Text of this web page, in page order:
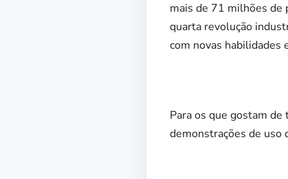
mais de 71 milhões de
quarta revolução
com novas habilidades
Para os que gostam
demonstrações de uso